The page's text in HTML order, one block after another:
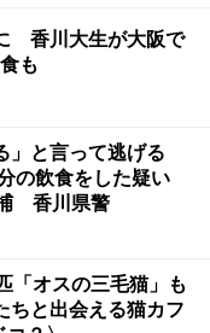
香川大生が大阪で
も
」と言って逃げる
の飲食をした疑い
香川県警
「オスの三毛猫」も
ちと出会える猫カフ